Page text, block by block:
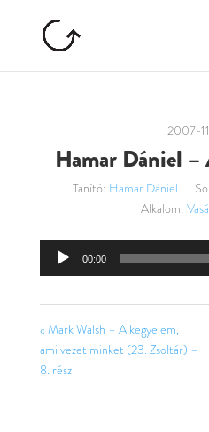
2007-
Hamar Dániel –
Tanító: Hamar Dániel
Alkalom:
00:00
« Mark Walsh – A kegyelem,
ami vezet minket (23. Zsoltár) –
8. rész